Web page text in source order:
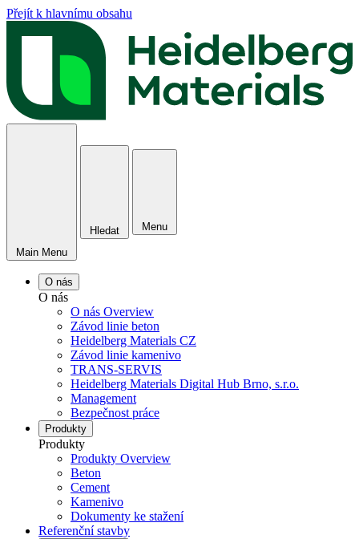
Přejít k hlavnímu obsahu
Main Menu
Hledat Menu
O nás
O nás
O nás Overview
Závod linie beton
Heidelberg Materials CZ
Závod linie kamenivo
TRANS-SERVIS
Heidelberg Materials Digital Hub Brno, s.r.o.
Management
Bezpečnost práce
Produkty
Produkty
Produkty Overview
Beton
Cement
Kamenivo
Dokumenty ke stažení
Referenční stavby